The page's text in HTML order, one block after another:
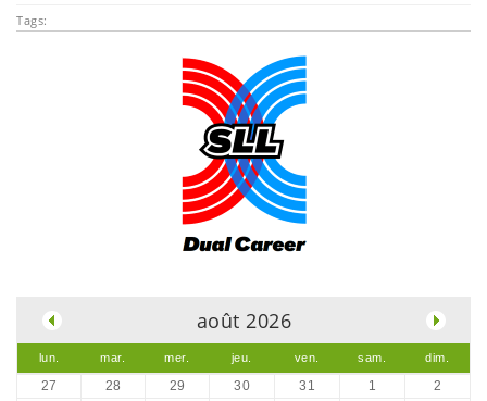
Tags:
août 2026
lun. mar. mer. jeu. ven. sam. dim.
27 28 29 30 31 1
2